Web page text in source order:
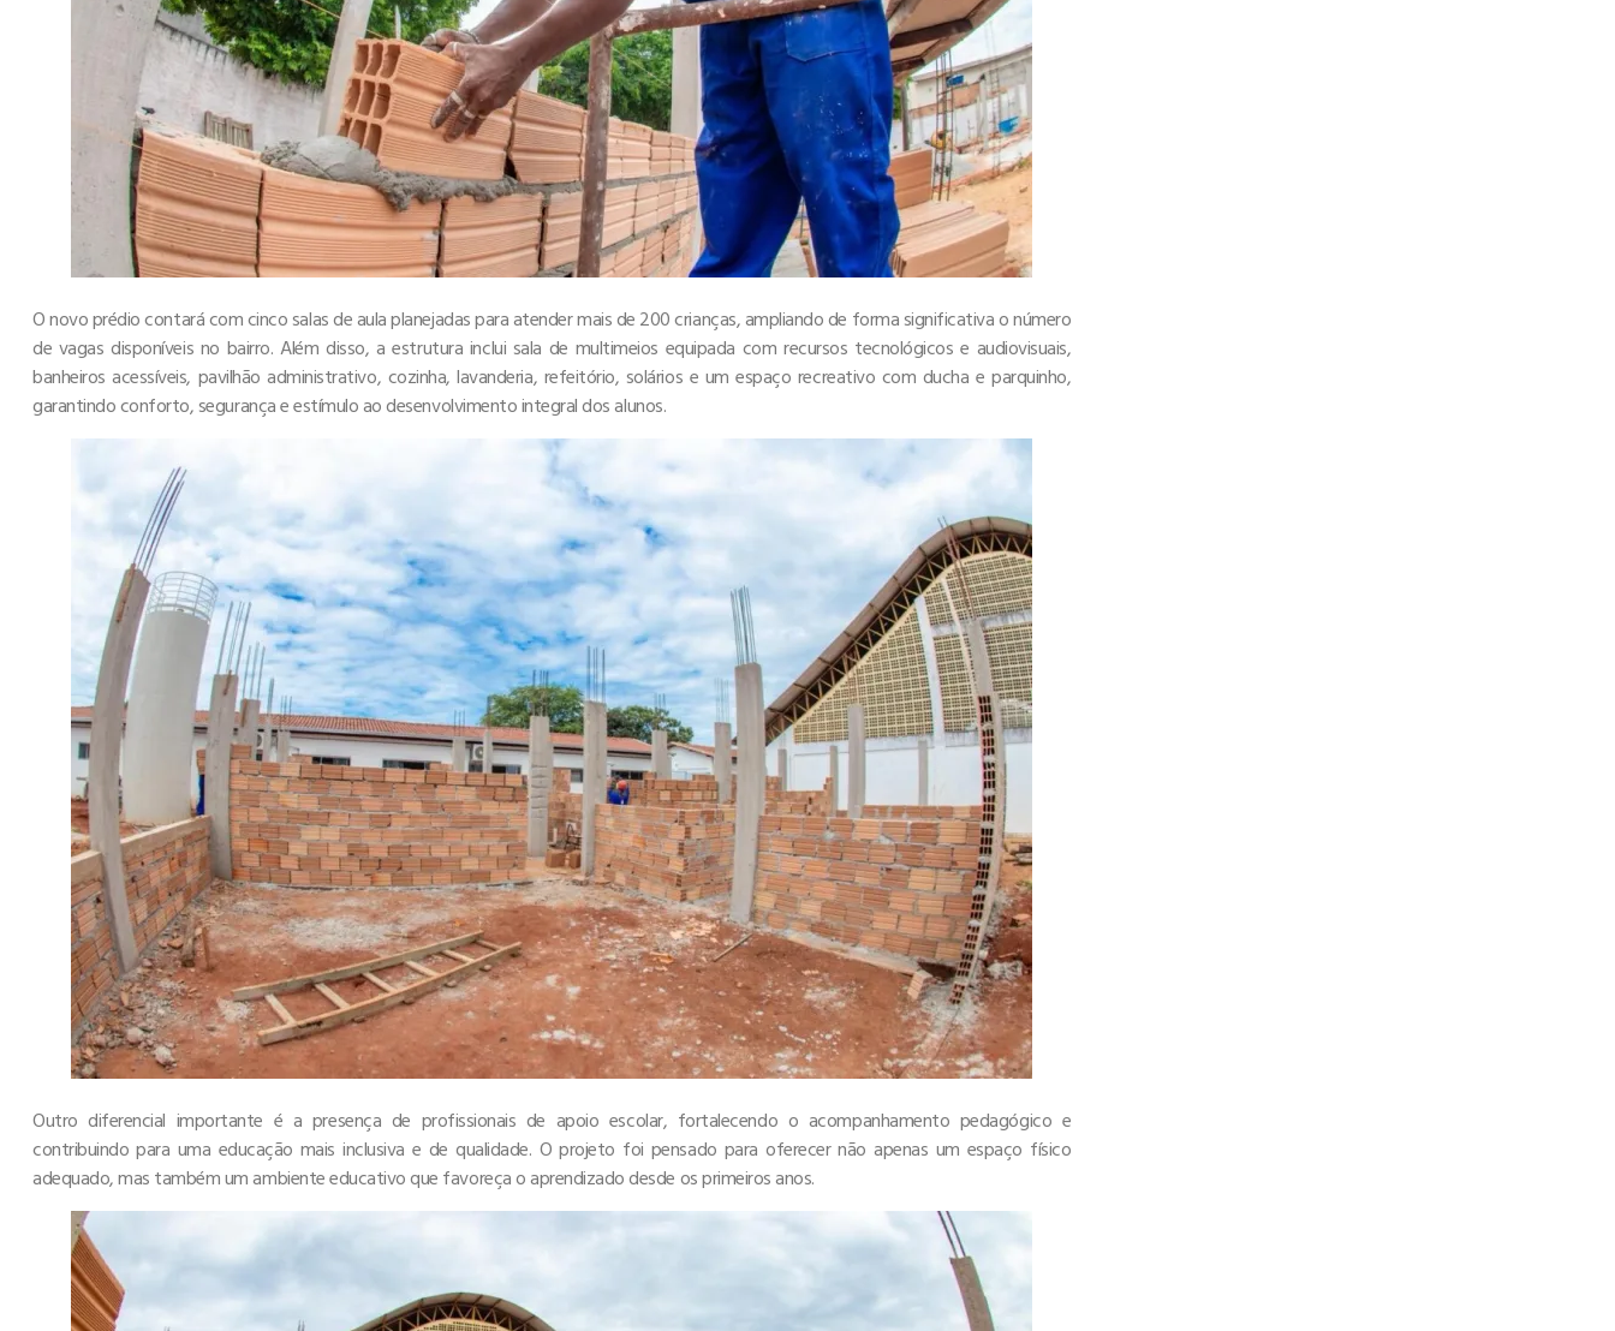
O novo prédio contará com cinco salas de aula planejadas para atender mais de 200 crianças, ampliando de forma significativa o número
de vagas disponíveis no bairro. Além disso, a estrutura inclui sala de multimeios equipada com recursos tecnológicos e audiovisuais,
banheiros acessíveis, pavilhão administrativo, cozinha, lavanderia, refeitório, solários e um espaço recreativo com ducha e parquinho,
garantindo conforto, segurança e estímulo ao desenvolvimento integral dos alunos.
Outro diferencial importante é a presença de profissionais de apoio escolar, fortalecendo o acompanhamento pedagógico e
contribuindo para uma educação mais inclusiva e de qualidade. O projeto foi pensado para oferecer não apenas um espaço físico
adequado, mas também um ambiente educativo que favoreça o aprendizado desde os primeiros anos.